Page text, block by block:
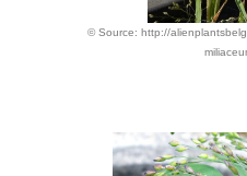
© Source: http://